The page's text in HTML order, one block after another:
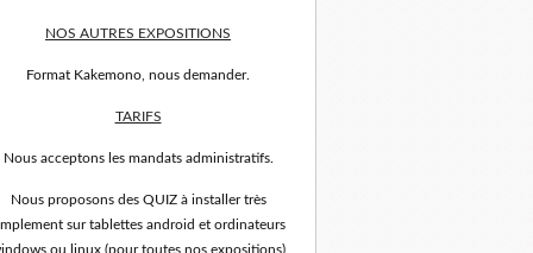
NOS AUTRES EXPOSITIONS
Format Kakemono, nous demander.
TARIFS
Nous acceptons les mandats administratifs.
Nous proposons des QUIZ à installer très
sur tablettes android et ordinateurs
ou linux (pour toutes nos expositions)